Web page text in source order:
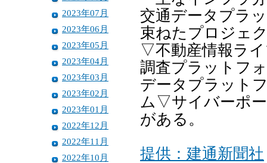
2023年07月
2023年06月
2023年05月
2023年04月
2023年03月
2023年02月
2023年01月
2022年12月
2022年11月
2022年10月
交通データプラ
束ねたプロジェ
▽不動産情報ラ
調査プラットフ
データプラット
ム▽サイバーポ
がある。
提供：建通新聞社